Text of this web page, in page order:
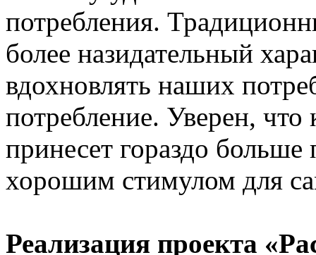
потребления.
более назидательный
вдохновлять наших
потребление. Уверен,
принесет гораздо больше
хорошим стимулом для
Реализация проекта